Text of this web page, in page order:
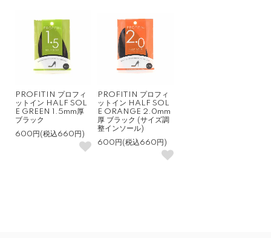
PROFITIN プロフィ
ットイン HALF SOL
E GREEN 1.5mm厚
ブラック
600円(税込660円)
PROFITIN プロフィ
ットイン HALF SOL
E ORANGE 2.0mm
厚 ブラック (サイズ調
整インソール)
600円(税込660円)